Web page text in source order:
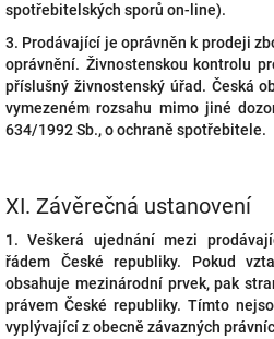
spotřebitelských sporů on-line).
3. Prodávající je oprávněn k prodeji
oprávnění. Živnostenskou kontrolu
příslušný živnostenský úřad. Česká
vymezeném rozsahu mimo jiné
634/1992 Sb., o ochraně spotřebitele.
XI. Závěrečná ustanovení
1. Veškerá ujednání mezi
řádem České republiky. Pokud
obsahuje mezinárodní prvek, pak
právem České republiky. Tímto
vyplývající z obecně závazných